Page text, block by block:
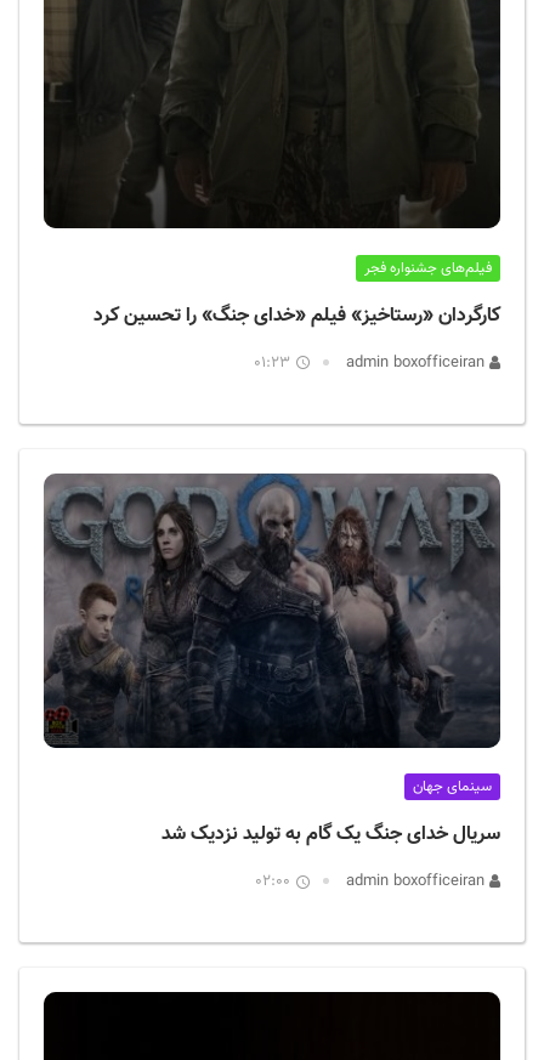
فیلم‌های جشنواره فجر
کارگردان «رستاخیز» فیلم «خدای جنگ» را تحسین کرد
01:23
سینمای جهان
سریال خدای جنگ یک گام به تولید نزدیک شد
02:00